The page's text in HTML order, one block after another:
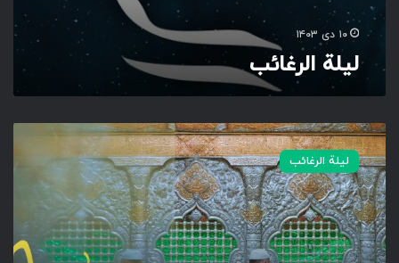
۱۰ دی ۱۴۰۳
ليلة الرغائب
ش
ـ
ـ
ـ
ب‌
آ
لیلة الرغائب